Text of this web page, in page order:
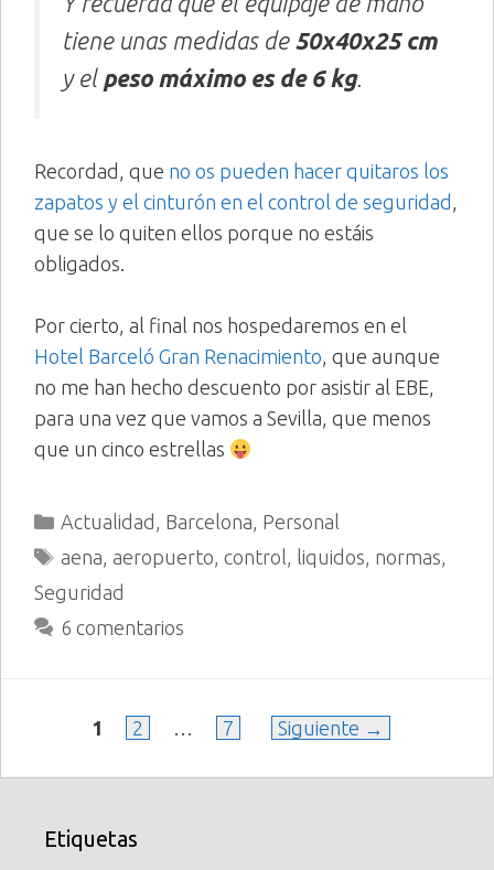
tiene unas medidas de 50x40x25 cm
y el peso máximo es de 6 kg.
Recordad, que no os pueden hacer quitaros los
zapatos y el cinturón en el control de seguridad
que se lo quiten ellos porque no estáis
obligados.
Por cierto, al final nos hospedaremos en el
Hotel Barceló Gran Renacimiento, que aunque
no me han hecho descuento por asistir al EBE,
para una vez que vamos a Sevilla, que menos
que un cinco estrellas
Categorías
Actualidad , Barcelona, Personal
Etiquetas
aena, aeropuerto, control, liquidos, normas,
Seguridad
6 comentarios
Página
1 Página
2 … Página
7 Siguiente →
Etiquetas